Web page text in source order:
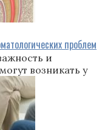
проблем
и
возникать у